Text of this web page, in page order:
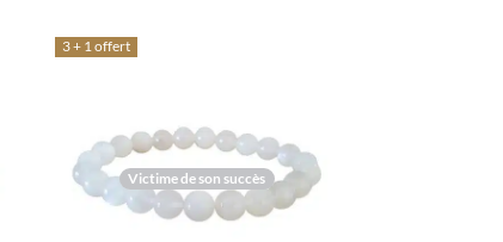
Victime de son succès
3 + 1 offert